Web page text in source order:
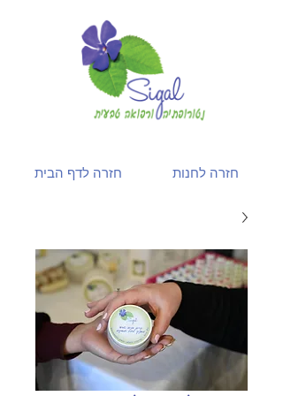
חזרה לדף הבית חזרה לחנות